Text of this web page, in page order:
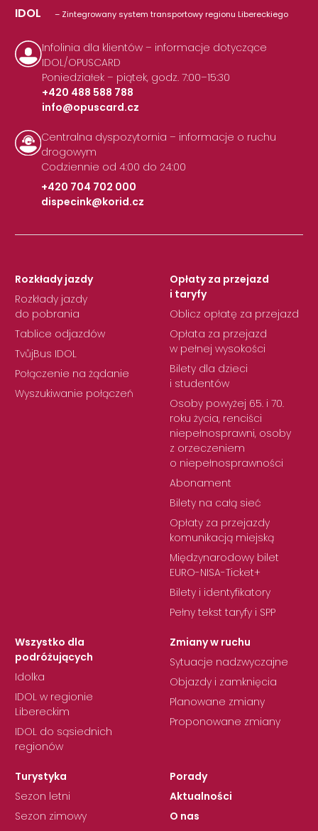
IDOL – Zintegrowany system transportowy regionu Libereckiego
Infolinia dla klientów – informacje dotyczące
IDOL/OPUSCARD
Poniedziałek – piątek, godz. 7:00–15:30
+420 488 588 788
|
info@opuscard.cz
Centralna dyspozytornia – informacje o ruchu
drogowym
Codziennie od 4:00 do 24:00
+420 704 702 000
|
dispecink@korid.cz
Rozkłady jazdy
Rozkłady jazdy
do pobrania
Tablice odjazdów
TvůjBus IDOL
Połączenie na żądanie
Wyszukiwanie połączeń
Opłaty za przejazd
i taryfy
Oblicz opłatę za przejazd
Opłata za przejazd
w pełnej wysokości
Bilety dla dzieci
i studentów
Osoby powyżej 65. i 70.
roku życia, renciści
niepełnosprawni, osoby
z orzeczeniem
o niepełnosprawności
Abonament
Bilety na całą sieć
Opłaty za przejazdy
komunikacją miejską
Międzynarodowy bilet
EURO-NISA-Ticket+
Bilety i identyfikatory
Pełny tekst taryfy i SPP
Wszystko dla
podróżujących
Idolka
IDOL w regionie
Libereckim
IDOL do sąsiednich
regionów
Zmiany w ruchu
Sytuacje nadzwyczajne
Objazdy i zamknięcia
Planowane zmiany
Proponowane zmiany
Turystyka
Sezon letni
Sezon zimowy
Porady
Aktualności
O nas